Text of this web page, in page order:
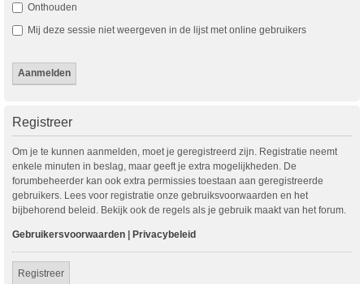
Onthouden
Mij deze sessie niet weergeven in de lijst met online gebruikers
Registreer
Om je te kunnen aanmelden, moet je geregistreerd zijn. Registratie neemt
enkele minuten in beslag, maar geeft je extra mogelijkheden. De
forumbeheerder kan ook extra permissies toestaan aan geregistreerde
gebruikers. Lees voor registratie onze gebruiksvoorwaarden en het
bijbehorend beleid. Bekijk ook de regels als je gebruik maakt van het forum.
Gebruikersvoorwaarden | Privacybeleid
Registreer